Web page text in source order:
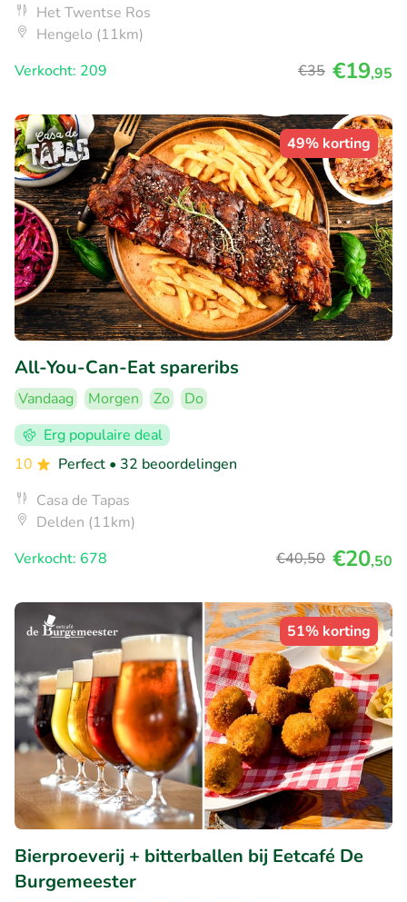
Het Twentse Ros
Hengelo (11km)
Verkocht: 209
€35 €19,95
49% korting
All-You-Can-Eat spareribs
Vandaag Morgen Zo
Do
Erg populaire deal
10
Perfect • 32 beoordelingen
Casa de Tapas
Delden (11km)
Verkocht: 678
€40,50 €20,50
51% korting
Bierproeverij + bitterballen bij Eetcafé De
Burgemeester